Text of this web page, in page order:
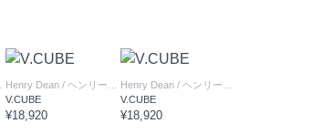
Henry Dean / ヘンリーディーン
V.CUBE
¥18,920
Henry Dean / ヘンリーディーン
V.CUBE
¥18,920